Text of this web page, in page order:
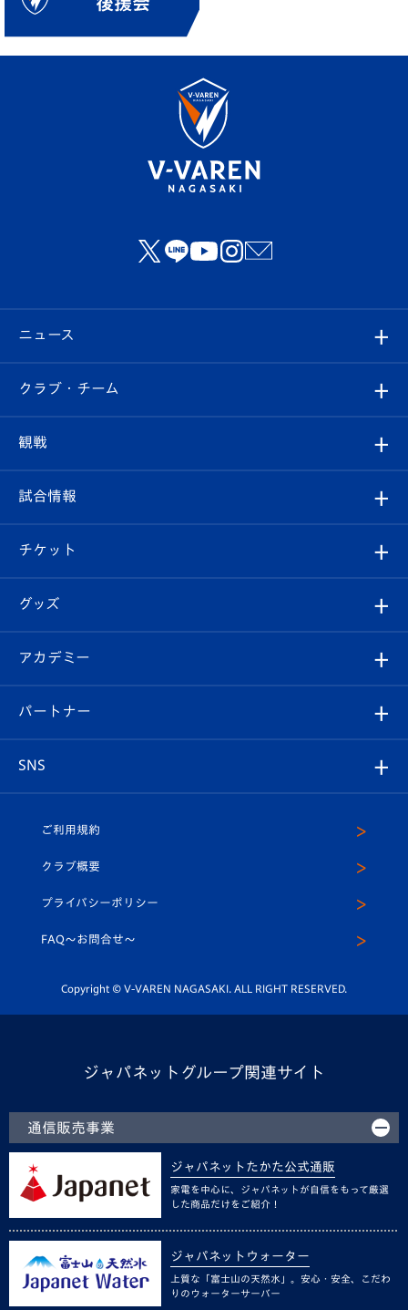
ニュース
すべて
クラブ
試合情報
チケット
イベント
メディア
ホームタウン
クラブ・チーム
クラブ概要
エンブレム紹介
スタッフプロフィール
マスコット紹介
平和祈念活動
ホームタウン活動
観戦
観戦ルール
はじめての観戦ガイド
Revive Team
ヴィヴィくんの長崎おもてなしガイド
試合情報
試合日程/結果
フォトギャラリー
スタジアムグルメ
チケット
チケット
V-LOVERS（ファンクラブ）
プレイヤーズスイート
グッズ
オンラインショップ
店舗情報
アカデミー
育成からのお知らせ
U-18
スクール
パートナー
SNS
ヴィヴィくんインスタグラム
公式LINE＠
ご利用規約
クラブ概要
プライバシーポリシー
FAQ〜お問合せ〜
Copyright © V-VAREN NAGASAKI. ALL RIGHT RESERVED.
ジャパネットグループ関連サイト
通信販売事業
ジャパネットたかた公式通販
家電を中心に、ジャパネットが自信をもって厳選
した商品だけをご紹介！
ジャパネットウォーター
上質な「富士山の天然水」。安心・安全、こだわ
りのウォーターサーバー